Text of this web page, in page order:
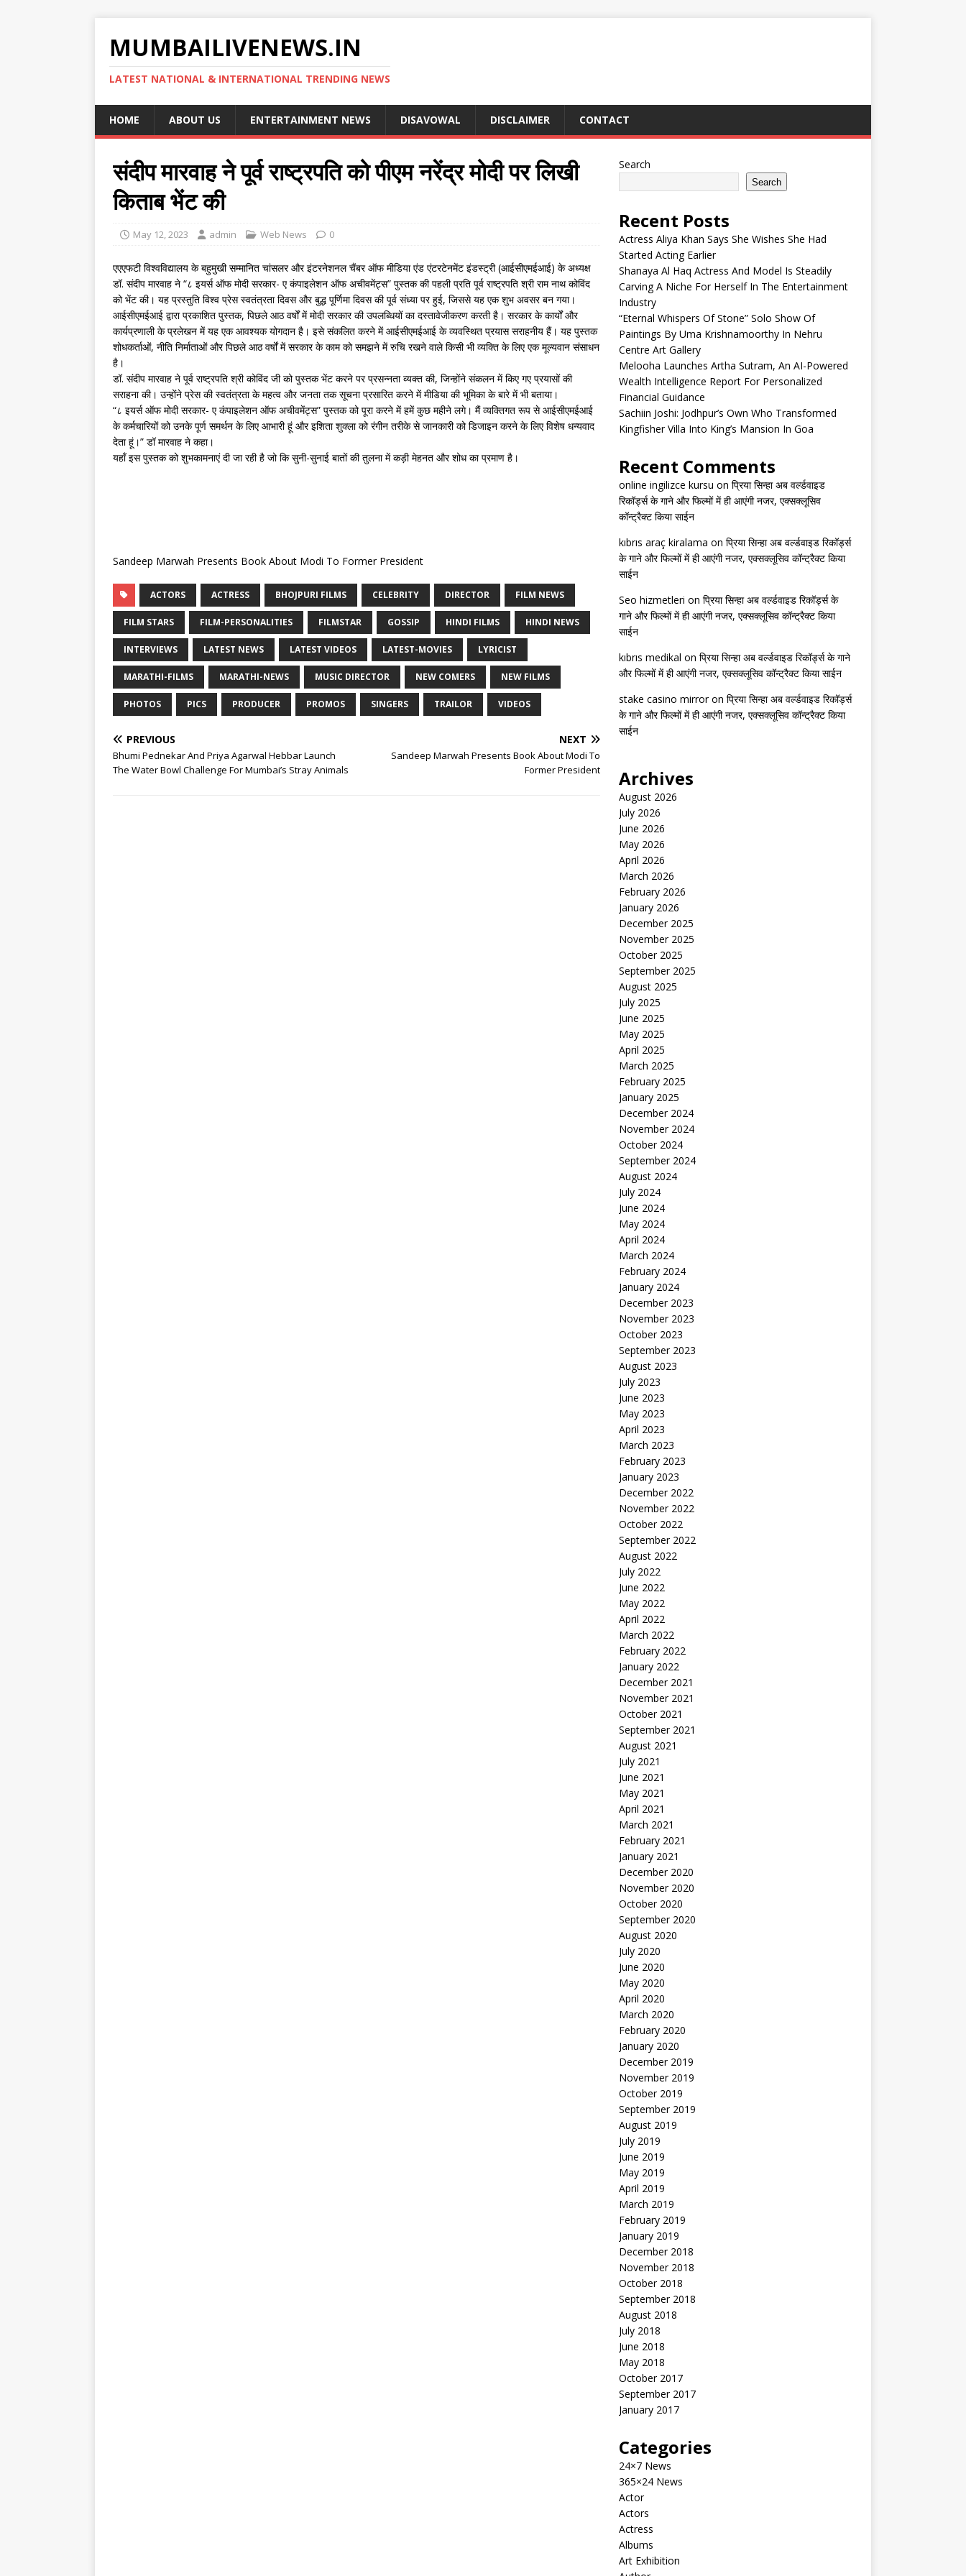
MUMBAILIVENEWS.IN
LATEST NATIONAL & INTERNATIONAL TRENDING NEWS
HOME ABOUT US ENTERTAINMENT NEWS DISAVOWAL DISCLAIMER CONTACT
संदीप मारवाह ने पूर्व राष्ट्रपति को पीएम नरेंद्र मोदी पर लिखी
किताब भेंट की
May 12, 2023 admin Web News 0
एएएफटी विश्वविद्यालय के बहुमुखी सम्मानित चांसलर और इंटरनेशनल चैंबर ऑफ मीडिया एंड एंटरटेनमेंट इंडस्ट्री (आईसीएमईआई) के अध्यक्ष
डॉ. संदीप मारवाह ने “८ इयर्स ऑफ मोदी सरकार- ए कंपाइलेशन ऑफ अचीवमेंट्स” पुस्तक की पहली प्रति पूर्व राष्ट्रपति श्री राम नाथ कोविंद
को भेंट की। यह प्रस्तुति विश्व प्रेस स्वतंत्रता दिवस और बुद्ध पूर्णिमा दिवस की पूर्व संध्या पर हुई, जिससे यह एक शुभ अवसर बन गया।
आईसीएमईआई द्वारा प्रकाशित पुस्तक, पिछले आठ वर्षों में मोदी सरकार की उपलब्धियों का दस्तावेजीकरण करती है। सरकार के कार्यों और
कार्यप्रणाली के प्रलेखन में यह एक आवश्यक योगदान है। इसे संकलित करने में आईसीएमईआई के व्यवस्थित प्रयास सराहनीय हैं। यह पुस्तक
शोधकर्ताओं, नीति निर्माताओं और पिछले आठ वर्षों में सरकार के काम को समझने में रुचि रखने वाले किसी भी व्यक्ति के लिए एक मूल्यवान संसाधन
है।
डॉ. संदीप मारवाह ने पूर्व राष्ट्रपति श्री कोविंद जी को पुस्तक भेंट करने पर प्रसन्नता व्यक्त की, जिन्होंने संकलन में किए गए प्रयासों की
सराहना की। उन्होंने प्रेस की स्वतंत्रता के महत्व और जनता तक सूचना प्रसारित करने में मीडिया की भूमिका के बारे में भी बताया।
“८ इयर्स ऑफ मोदी सरकार- ए कंपाइलेशन ऑफ अचीवमेंट्स” पुस्तक को पूरा करने में हमें कुछ महीने लगे। मैं व्यक्तिगत रूप से आईसीएमईआई
के कर्मचारियों को उनके पूर्ण समर्थन के लिए आभारी हूं और इशिता शुक्ला को रंगीन तरीके से जानकारी को डिजाइन करने के लिए विशेष धन्यवाद
देता हूं।” डॉ मारवाह ने कहा।
यहाँ इस पुस्तक को शुभकामनाएं दी जा रही है जो कि सुनी-सुनाई बातों की तुलना में कड़ी मेहनत और शोध का प्रमाण है।
Sandeep Marwah Presents Book About Modi To Former President
ACTORS ACTRESS BHOJPURI FILMS CELEBRITY DIRECTOR FILM NEWS
FILM STARS FILM-PERSONALITIES FILMSTAR GOSSIP HINDI FILMS HINDI NEWS
INTERVIEWS LATEST NEWS LATEST VIDEOS LATEST-MOVIES LYRICIST
MARATHI-FILMS MARATHI-NEWS MUSIC DIRECTOR NEW COMERS NEW FILMS
PHOTOS PICS PRODUCER PROMOS SINGERS TRAILOR VIDEOS
PREVIOUS
Bhumi Pednekar And Priya Agarwal Hebbar Launch
The Water Bowl Challenge For Mumbai’s Stray Animals
NEXT
Sandeep Marwah Presents Book About Modi To
Former President
Search
Search
Recent Posts
Actress Aliya Khan Says She Wishes She Had
Started Acting Earlier
Shanaya Al Haq Actress And Model Is Steadily
Carving A Niche For Herself In The Entertainment
Industry
“Eternal Whispers Of Stone” Solo Show Of
Paintings By Uma Krishnamoorthy In Nehru
Centre Art Gallery
Melooha Launches Artha Sutram, An AI-Powered
Wealth Intelligence Report For Personalized
Financial Guidance
Sachiin Joshi: Jodhpur’s Own Who Transformed
Kingfisher Villa Into King’s Mansion In Goa
Recent Comments
online ingilizce kursu on प्रिया सिन्हा अब वर्ल्डवाइड
रिकॉर्ड्स के गाने और फिल्मों में ही आएंगी नजर, एक्सक्लूसिव
कॉन्ट्रैक्ट किया साईन
kıbrıs araç kiralama on प्रिया सिन्हा अब वर्ल्डवाइड रिकॉर्ड्स
के गाने और फिल्मों में ही आएंगी नजर, एक्सक्लूसिव कॉन्ट्रैक्ट किया
साईन
Seo hizmetleri on प्रिया सिन्हा अब वर्ल्डवाइड रिकॉर्ड्स के
गाने और फिल्मों में ही आएंगी नजर, एक्सक्लूसिव कॉन्ट्रैक्ट किया
साईन
kıbrıs medikal on प्रिया सिन्हा अब वर्ल्डवाइड रिकॉर्ड्स के गाने
और फिल्मों में ही आएंगी नजर, एक्सक्लूसिव कॉन्ट्रैक्ट किया साईन
stake casino mirroron प्रिया सिन्हा अब वर्ल्डवाइड रिकॉर्ड्स
के गाने और फिल्मों में ही आएंगी नजर, एक्सक्लूसिव कॉन्ट्रैक्ट किया
साईन
Archives
August 2026
July 2026
June 2026
May 2026
April 2026
March 2026
February 2026
January 2026
December 2025
November 2025
October 2025
September 2025
August 2025
July 2025
June 2025
May 2025
April 2025
March 2025
February 2025
January 2025
December 2024
November 2024
October 2024
September 2024
August 2024
July 2024
June 2024
May 2024
April 2024
March 2024
February 2024
January 2024
December 2023
November 2023
October 2023
September 2023
August 2023
July 2023
June 2023
May 2023
April 2023
March 2023
February 2023
January 2023
December 2022
November 2022
October 2022
September 2022
August 2022
July 2022
June 2022
May 2022
April 2022
March 2022
February 2022
January 2022
December 2021
November 2021
October 2021
September 2021
August 2021
July 2021
June 2021
May 2021
April 2021
March 2021
February 2021
January 2021
December 2020
November 2020
October 2020
September 2020
August 2020
July 2020
June 2020
May 2020
April 2020
March 2020
February 2020
January 2020
December 2019
November 2019
October 2019
September 2019
August 2019
July 2019
June 2019
May 2019
April 2019
March 2019
February 2019
January 2019
December 2018
November 2018
October 2018
September 2018
August 2018
July 2018
June 2018
May 2018
October 2017
September 2017
January 2017
Categories
24×7 News
365×24 News
Actor
Actors
Actress
Albums
Art Exhibition